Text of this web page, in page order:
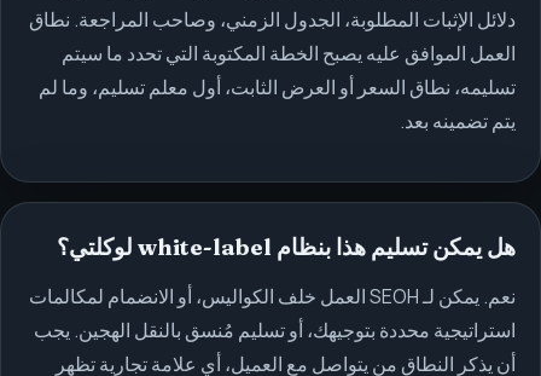
دلائل الإثبات المطلوبة، الجدول الزمني، وصاحب المراجعة. نطاق
العمل الموافق عليه يصبح الخطة المكتوبة التي تحدد ما سيتم
تسليمه، نطاق السعر أو العرض الثابت، أول معلم تسليم، وما لم
يتم تضمينه بعد.
هل يمكن تسليم هذا بنظام white-label لوكلتي؟
نعم. يمكن لـ SEOH العمل خلف الكواليس، أو الانضمام لمكالمات
استراتيجية محددة بتوجيهك، أو تسليم مُنسق بالنقل الهجين. يجب
أن يذكر النطاق من يتواصل مع العميل، أي علامة تجارية تظهر